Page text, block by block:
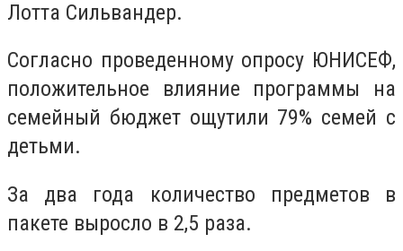
Лотта Сильвандер.
Согласно проведенному опросу ЮНИСЕФ,
положительное влияние программы на
семейный бюджет ощутили 79% семей с
детьми.
За два года количество предметов в
пакете выросло в 2,5 раза.